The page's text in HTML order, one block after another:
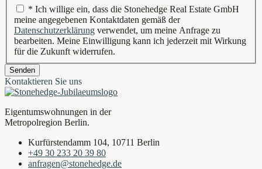
* Ich willige ein, dass die Stonehedge Real Estate GmbH
meine angegebenen Kontaktdaten gemäß der
Datenschutzerklärung verwendet, um meine Anfrage zu
bearbeiten. Meine Einwilligung kann ich jederzeit mit Wirkung
für die Zukunft widerrufen.
Senden
Kontaktieren Sie uns
Eigentumswohnungen in der
Metropolregion Berlin.
Kurfürstendamm 104, 10711 Berlin
+49 30 233 20 39 80
anfragen@stonehedge.de